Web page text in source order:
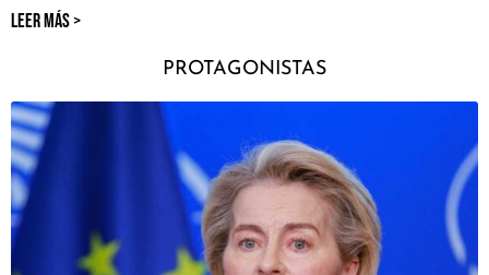
LEER MÁS >
PROTAGONISTAS